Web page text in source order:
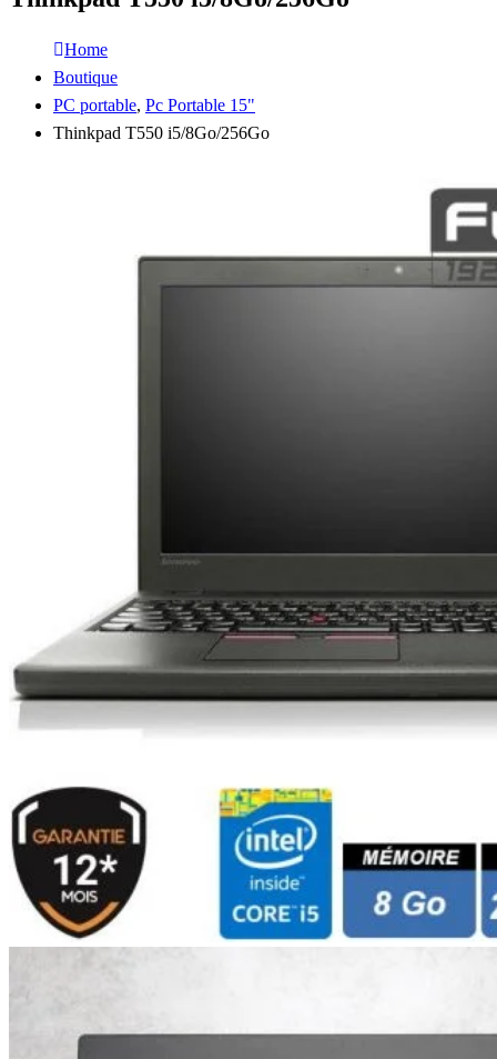
Home
Boutique
PC portable, Pc Portable 15"
Thinkpad T550 i5/8Go/256Go